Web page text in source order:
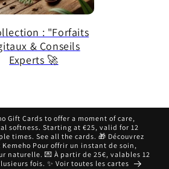
: "Forfaits
& Conseils
Experts 🚀
Gift Cards to offer a moment of care,
softness. Starting at €25, valid for 12
times. See all the cards. 🎁 Découvrez
Kemeho Pour offrir un instant de soin,
naturelle. 💌 À partir de 25€, valables 12
fois. ✨ Voir toutes les cartes